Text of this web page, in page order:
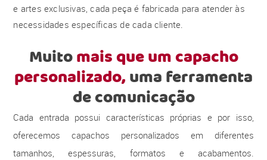
e artes exclusivas, cada peça é fabricada para atender às
necessidades específicas de cada cliente.
Muitomais que um capacho
personalizado,uma ferramenta
de comunicação
Cada entrada possui características próprias e por isso,
oferecemos capachos personalizados em diferentes
tamanhos, espessuras, formatos e acabamentos.